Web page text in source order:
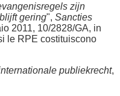
zijn
gering", Sancties
2011, 10/2828/GA, in
le RPE costituiscono
publiekrecht,